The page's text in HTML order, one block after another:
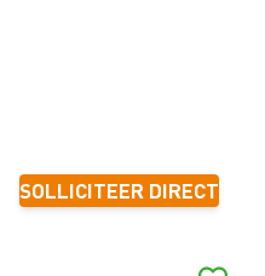
SOLLICITEER DIRECT